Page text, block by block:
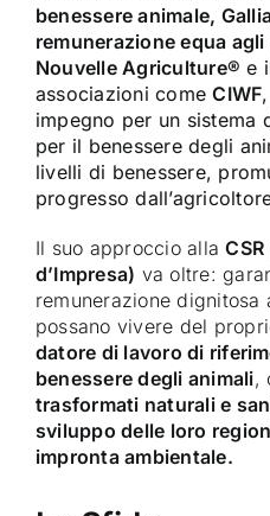
benessere animale,
remunerazione equa
Nouvelle Agriculture® e
associazioni comeCIWF
impegno per un sistema
per il benessere degli
livelli di benessere,
progresso
Il suo approccio alla
d’Impresa) va oltre:
remunerazione
possano vivere del
datore di lavoro di
benessere degli animali,
trasformati naturali e
sviluppo delle loro
impronta ambientale.